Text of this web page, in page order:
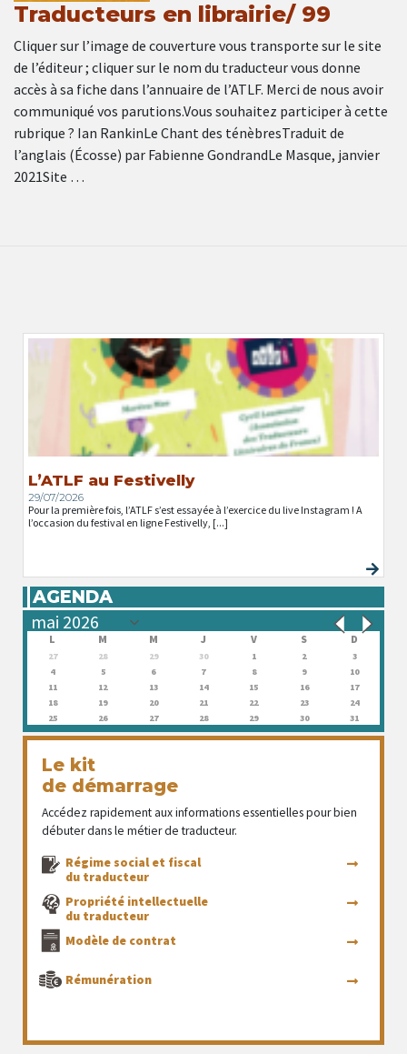
Traducteurs en librairie/ 99
Cliquer sur l’image de couverture vous transporte sur le site
de l’éditeur ; cliquer sur le nom du traducteur vous donne
accès à sa fiche dans l’annuaire de l’ATLF. Merci de nous avoir
communiqué vos parutions.Vous souhaitez participer à cette
rubrique ? Ian RankinLe Chant des ténèbresTraduit de
l’anglais (Écosse) par Fabienne GondrandLe Masque, janvier
2021Site …
L’ATLF au Festivelly
29/07/2026
Pour la première fois, l’ATLF s’est essayée à l’exercice du live Instagram ! A
l’occasion du festival en ligne Festivelly, [...]
AGENDA
L M M J V S D
27 28 29 30 1 2
3
4
5 6 7 8 9
10
11
12 13 14 15 16
17
18
19 20 21 22 23
24
25
26 27 28 29 30 31
Le kit
de démarrage
Accédez rapidement aux informations essentielles pour bien
débuter dans le métier de traducteur.
Régime social et fiscal
du traducteur
Propriété intellectuelle
du traducteur
Modèle de contrat
Rémunération